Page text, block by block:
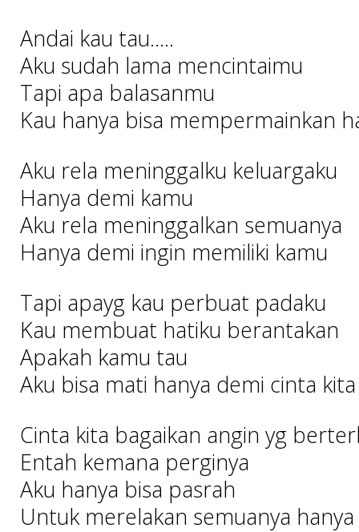
Andai kau tau…..
Aku sudah lama mencintaimu
Tapi apa balasanmu
Kau hanya bisa mempermainkan
Aku rela meninggalku keluargaku
Hanya demi kamu
Aku rela meninggalkan semuanya
Hanya demi ingin memiliki kamu
Tapi apayg kau perbuat padaku
Kau membuat hatiku berantakan
Apakah kamu tau
Aku bisa mati hanya demi cinta kita
Cinta kita bagaikan angin yg
Entah kemana perginya
Aku hanya bisa pasrah
Untuk merelakan semuanya